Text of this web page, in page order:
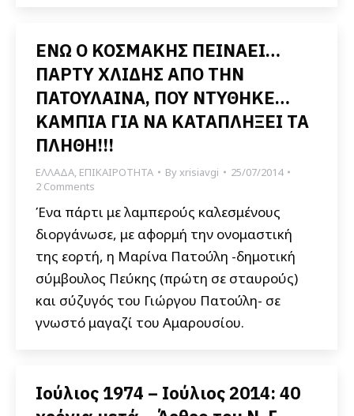
ΕΝΩ Ο ΚΟΣΜΑΚΗΣ ΠΕΙΝΑΕΙ…
ΠΑΡΤΥ ΧΛΙΔΗΣ ΑΠΟ ΤΗΝ
ΠΑΤΟΥΛΑΙΝΑ, ΠΟΥ ΝΤΥΘΗΚΕ…
ΚΑΜΠΙΑ ΓΙΑ ΝΑ ΚΑΤΑΠΛΗΞΕΙ ΤΑ
ΠΛΗΘΗ!!!
ΕΛΛΑΔΑ, ΕΠΙΚΑΙΡΟΤΗΤΑ Byxrisiavgi
25/07/2014
2 Comments
Ένα πάρτι με λαμπερούς καλεσμένους
διοργάνωσε, με αφορμή την ονομαστική
της εορτή, η Μαρίνα Πατούλη -δημοτική
σύμβουλος Πεύκης (πρώτη σε σταυρούς)
και σύζυγός του Γιώργου Πατούλη- σε
γνωστό μαγαζί του Αμαρουσίου.
Ιούλιος 1974 – Ιούλιος 2014: 40